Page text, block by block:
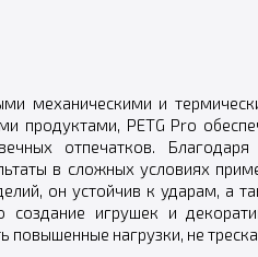
механическими и
продуктами, PETG Pro
отпечатков.
в сложных условиях
он устойчив к ударам, а
игрушек и
нагрузки, не